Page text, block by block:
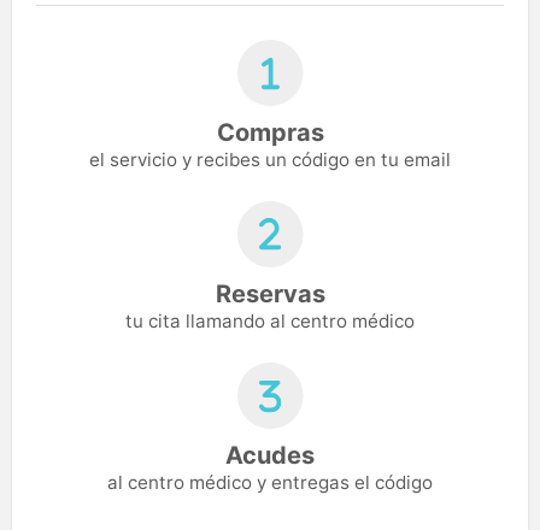
Compras
el servicio y recibes un código en tu email
Reservas
tu cita llamando al centro médico
Acudes
al centro médico y entregas el código